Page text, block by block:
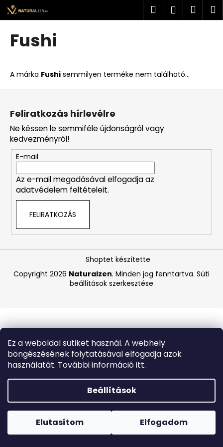
Ez a weboldal sütiket használ. A webhely
böngészésének folytatásával elfogadja azok
használatát. További információ itt.
Beállítások
Elutasítom Elfogadom
Ugrás
fő
tartalomhoz
Forró napokon nem javasoljuk a csomagautomatákba
történő kézbesítést. A magas hőmérsékletre érzékeny
termékek átvételkor nem biztos, hogy optimális állapotban
Keresés
Fushi
A márka Fushi semmilyen terméke nem található...
K
o
i
t
k
e
r
e
s
?
A
á
u
k
BIODERMA
PHOTODERM
AQUAFLUID
50+
–
LÁTHATATLAN
ARCVÉDŐ
KRÉM,
L
Feliratkozás hírlevélre
Ne késsen le semmiféle újdonságról vagy
kedvezményről!
E-mail
Az e-mail megadásával elfogadja az
adatvédelem feltételeit.
FELIRATKOZÁS
Shoptet készítette
Copyright 2026 Naturalzen. Minden jog fenntartva. Süti
beállítások szerkesztése